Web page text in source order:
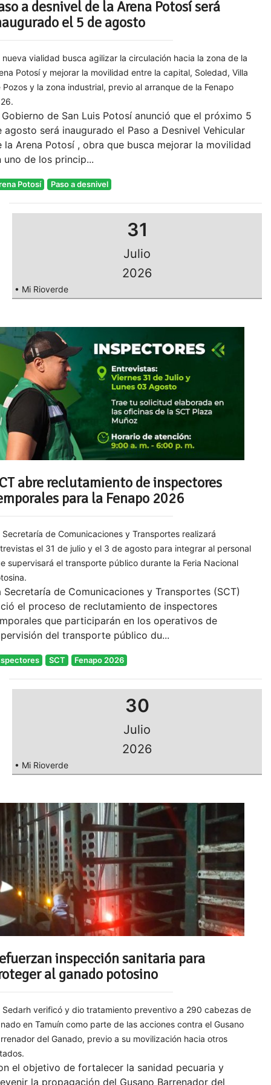
a desnivel de la Arena Potosí será
el 5 de agosto
nueva vialidad busca agilizar la circulación hacia la zona de la
Potosí y mejorar la movilidad entre la capital, Soledad, Villa
Pozos y la zona industrial, previo al arranque de la Fenapo
Gobierno de San Luis Potosí anunció que el próximo 5
agosto será inaugurado el Paso a Desnivel Vehicular
la Arena Potosí , obra que busca mejorar la movilidad
uno de los princip...
Potosí Paso a desnivel
31
Julio
2026
• Mi Rioverde
abre reclutamiento de inspectores
para la Fenapo 2026
Secretaría de Comunicaciones y Transportes realizará
el 31 de julio y el 3 de agosto para integrar al personal
supervisará el transporte público durante la Feria Nacional
Secretaría de Comunicaciones y Transportes (SCT)
el proceso de reclutamiento de inspectores
que participarán en los operativos de
del transporte público du...
SCT Fenapo 2026
30
Julio
2026
• Mi Rioverde
inspección sanitaria para
al ganado potosino
Sedarh verificó y dio tratamiento preventivo a 290 cabezas de
en Tamuín como parte de las acciones contra el Gusano
del Ganado, previo a su movilización hacia otros
el objetivo de fortalecer la sanidad pecuaria y
la propagación del Gusano Barrenador del